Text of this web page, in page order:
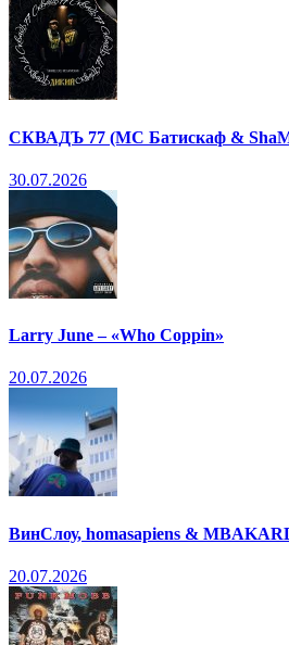
СКВАДЪ 77 (МС Батискаф &
30.07.2026
Larry June – «Who Coppin»
20.07.2026
ВинСлоу, homasapiens &
20.07.2026